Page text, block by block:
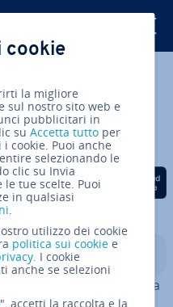
come
la
via Facebook
Condividi via Twitter
Condividi via
tra­sfe­ri­re i dati da
cookie
la migliore
sul nostro sito web e
pubblicitari in
suAccetta tutto per
cookie. Puoi anche
selezionando le
clic su Invia
tue scelte. Puoi
in qualsiasi
.
utilizzo dei cookie
politica sui cookie e
. I cookie
anche se selezioni
", accetti la raccolta e la